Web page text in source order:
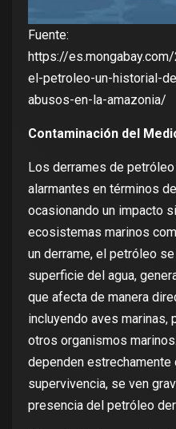
Fuente:
https://
el-petroleo-un-historial-
abusos-en-la-amazonia/
Contaminación del
Los derrames de
alarmantes en términos
ocasionando un impacto
ecosistemas marinos
un derrame, el petróleo
superficie del agua,
que afecta de manera
incluyendo aves marinas,
otros organismos
dependen estrechamente
supervivencia, se ven
presencia del petróleo